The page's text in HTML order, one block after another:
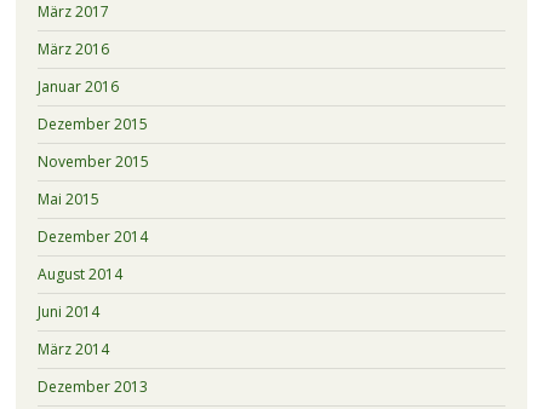
März 2017
März 2016
Januar 2016
Dezember 2015
November 2015
Mai 2015
Dezember 2014
August 2014
Juni 2014
März 2014
Dezember 2013